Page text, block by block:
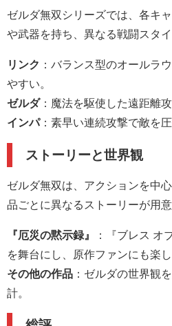
ゼルダ無双シリーズでは、各キ
や武器を持ち、異なる戦闘スタ
リンク ：バランス型のオールラ
やすい。
ゼルダ：魔法を駆使した遠距離攻
インパ：素早い連続攻撃で敵を
ストーリーと世界観
ゼルダ無双は、アクションを中
品ごとに異なるストーリーが用意
『厄災の黙示録』
：『ブレス オ
を舞台にし、原作ファンにも楽
その他の作品 ：ゼルダの世界観
計。